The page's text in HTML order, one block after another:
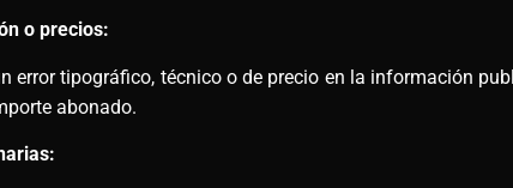
o precios:
error tipográfico, técnico o de precio en la información
abonado.